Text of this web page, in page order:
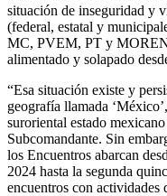
situación de inseguridad y
(federal, estatal y
MC, PVEM, PT y
alimentado y solapado
“Esa situación existe y
geografía llamada
suroriental estado
Subcomandante. Sin
los Encuentros abarcan
2024 hasta la segunda
encuentros con actividades